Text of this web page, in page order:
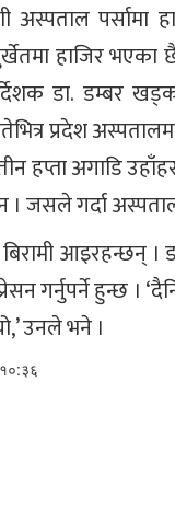
अस्पताल
हाजिर
डा. डम्बर
प्रदेश
हप्ता अगाडि
जसले गर्दा
आइरहन्छन्
गर्नुपर्ने हुन्छ ।
उनले भने ।